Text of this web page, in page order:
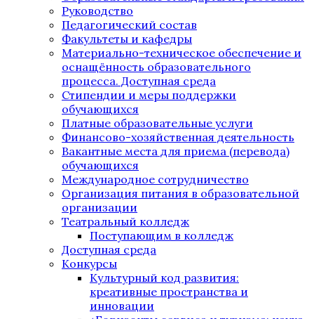
Руководство
Педагогический состав
Факультеты и кафедры
Материально-техническое обеспечение и
оснащённость образовательного
процесса. Доступная среда
Стипендии и меры поддержки
обучающихся
Платные образовательные услуги
Финансово-хозяйственная деятельность
Вакантные места для приема (перевода)
обучающихся
Международное сотрудничество
Организация питания в образовательной
организации
Театральный колледж
Поступающим в колледж
Доступная среда
Конкурсы
Культурный код развития:
креативные пространства и
инновации